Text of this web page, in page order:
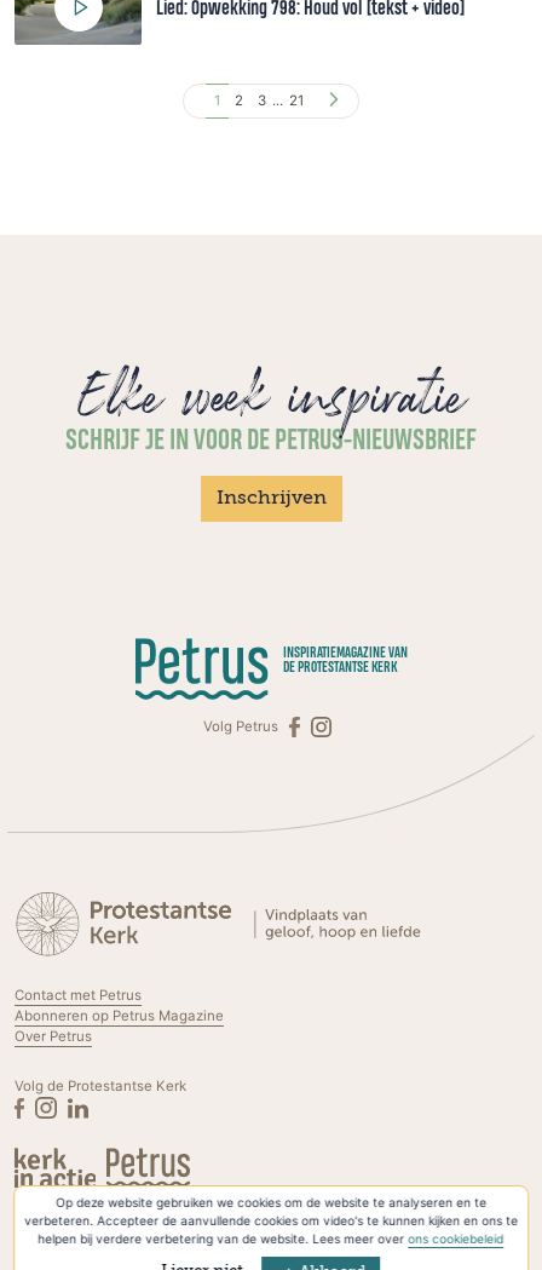
Op deze website gebruiken we cookies om de website te analyseren en te
verbeteren. Accepteer de aanvullende cookies om video's te kunnen kijken en ons te
helpen bij verdere verbetering van de website. Lees meer overons cookiebeleid
Lied: Opwekking 798: Houd vol [tekst + video]
1 2 3 ... 21
Elke week inspiratie
SCHRIJF JE IN VOOR DE PETRUS-NIEUWSBRIEF
Inschrijven
INSPIRATIEMAGAZINE VAN
DE PROTESTANTSE KERK
Volg Petrus
Contact met Petrus
Abonneren op Petrus Magazine
Over Petrus
Volg de Protestantse Kerk
Privacyverklaring & Cookies